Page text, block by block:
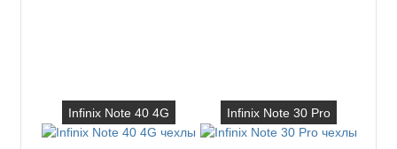
Infinix Note 40 4G Infinix Note 30 Pro